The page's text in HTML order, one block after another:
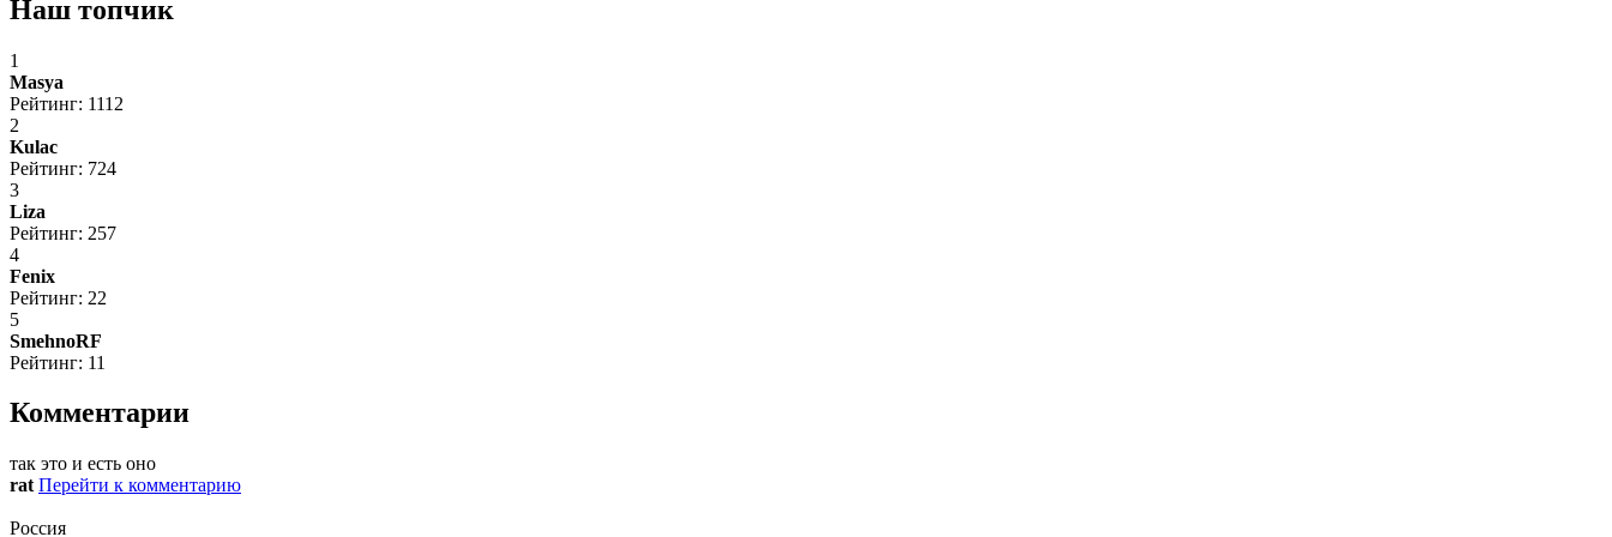
Наш топчик
1
Masya
Рейтинг: 1112
2
Kulac
Рейтинг: 724
3
Liza
Рейтинг: 257
4
Fenix
Рейтинг: 22
5
SmehnoRF
Рейтинг: 11
Комментарии
так это и есть оно
rat Перейти к комментарию
Россия